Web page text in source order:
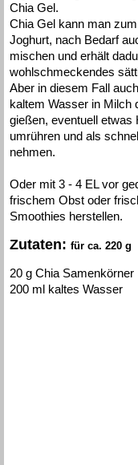
Chia Gel.
Chia Gel kann man
Joghurt, nach Bedarf
mischen und erhält
wohlschmeckendes
Aber in diesem Fall
kaltem Wasser in Milch
gießen, eventuell etwas
umrühren und als
nehmen.
Oder mit 3 - 4 EL vor
frischem Obst oder
Smoothies herstellen.
Zutaten: für ca. 220 g
20 g Chia Samenkörner
200 ml kaltes Wasser